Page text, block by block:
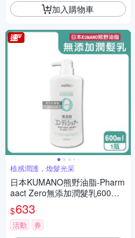
加入購物車
植感潤護，煥髮光采
日本KUMANO熊野油脂-Pharm
aact Zero無添加潤髮乳600ml/
瓶(植物性溫和修護潤絲乳,胺基
酸滋潤護髮素,光澤柔順潤髮精
華,不含香料色素防腐劑)
$633
活動 券